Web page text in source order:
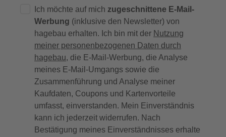
Ich möchte auf mich zugeschnittene E-Mail-
Werbung (inklusive den Newsletter) von
hagebau erhalten. Ich bin mit der Nutzung
meiner personenbezogenen Daten durch
hagebau, die E-Mail-Werbung, die Analyse
meines E-Mail-Umgangs sowie die
Zusammenführung und Analyse meiner
Kaufdaten, Coupons und Kartenvorteile
umfasst, einverstanden. Mein Einverständnis
kann ich jederzeit widerrufen. Nach
Bestätigung meines Einverständnisses erhalte